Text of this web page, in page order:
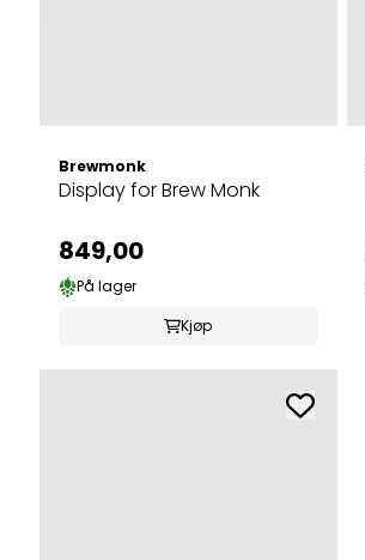
Brewmonk
Display for Brew Monk
849,00
På lager
Kjøp